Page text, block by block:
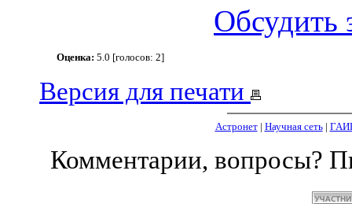
Обсудить
Оценка: 5.0 [голосов: 2]
Версия для печати
Астронет| Научная сеть|
Комментарии, вопросы?